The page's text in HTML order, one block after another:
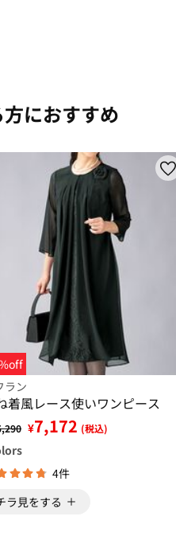
におすすめ
ラン
着風レース使いワンピース
¥7,172 (税込)
4件
ラ見をする